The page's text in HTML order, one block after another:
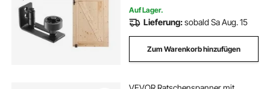
Auf Lager.
Lieferung:sobald Sa Aug. 15
Zum Warenkorb hinzufügen